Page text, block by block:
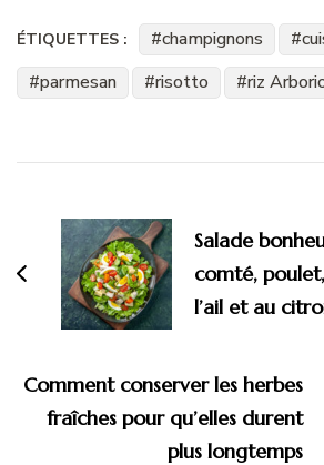
ÉTIQUETTES : champignons
parmesan
risotto riz
d'article
Salade
comté,
l’ail et au
Comment conserver les herbes
fraîches pour qu’elles durent
plus longtemps